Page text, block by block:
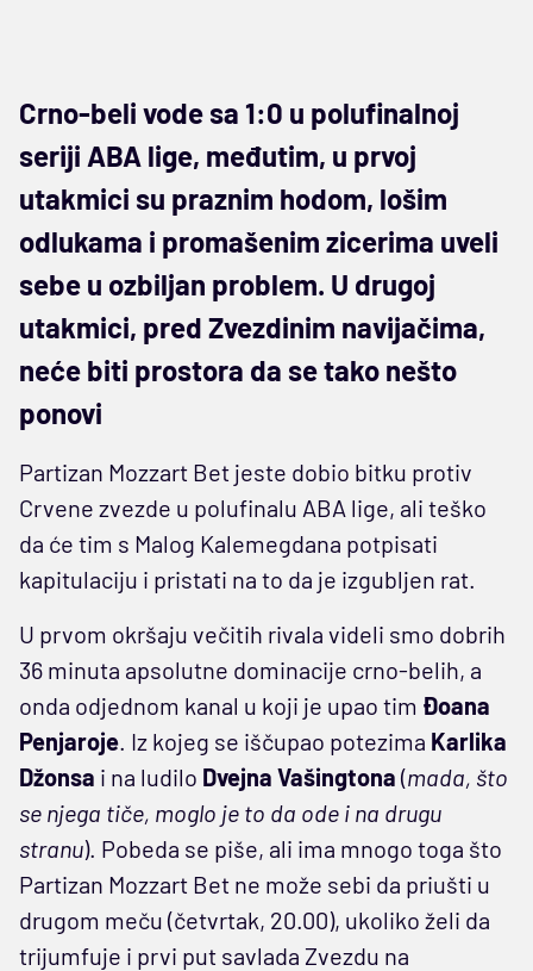
Crno-beli vode sa 1:0 u polufinalnoj
seriji ABA lige, međutim, u prvoj
utakmici su praznim hodom, lošim
odlukama i promašenim zicerima uveli
sebe u ozbiljan problem. U drugoj
utakmici, pred Zvezdinim navijačima,
neće biti prostora da se tako nešto
ponovi
Partizan Mozzart Bet jeste dobio bitku protiv
Crvene zvezde u polufinalu ABA lige, ali teško
da će tim s Malog Kalemegdana potpisati
kapitulaciju i pristati na to da je izgubljen rat.
U prvom okršaju večitih rivala videli smo dobrih
36 minuta apsolutne dominacije crno-belih, a
onda odjednom kanal u koji je upao tim Đoana
Penjaroje. Iz kojeg se iščupao potezima Karlika
Džonsa i na ludilo Dvejna Vašingtona (mada, što
se njega tiče, moglo je to da ode i na drugu
stranu). Pobeda se piše, ali ima mnogo toga što
Partizan Mozzart Bet ne može sebi da priušti u
drugom meču (četvrtak, 20.00), ukoliko želi da
trijumfuje i prvi put savlada Zvezdu na